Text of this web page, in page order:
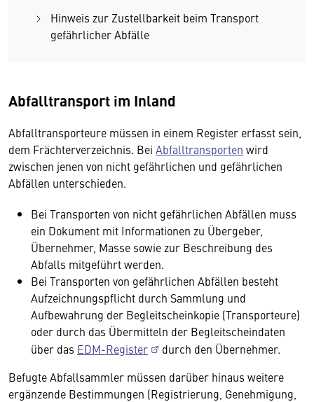
Hinweis zur Zustellbarkeit beim Transport
gefährlicher Abfälle
Abfalltransport im Inland
Abfalltransporteure müssen in einem Register erfasst sein,
dem Frächterverzeichnis. Bei Abfalltransporten wird
zwischen jenen von nicht gefährlichen und gefährlichen
Abfällen unterschieden.
Bei Transporten von nicht gefährlichen Abfällen muss
ein Dokument mit Informationen zu Übergeber,
Übernehmer, Masse sowie zur Beschreibung des
Abfalls mitgeführt werden.
Bei Transporten von gefährlichen Abfällen besteht
Aufzeichnungspflicht durch Sammlung und
Aufbewahrung der Begleitscheinkopie (Transporteure)
oder durch das Übermitteln der Begleitscheindaten
über das EDM-Register
durch den Übernehmer.
Befugte Abfallsammler müssen darüber hinaus weitere
ergänzende Bestimmungen (Registrierung, Genehmigung,